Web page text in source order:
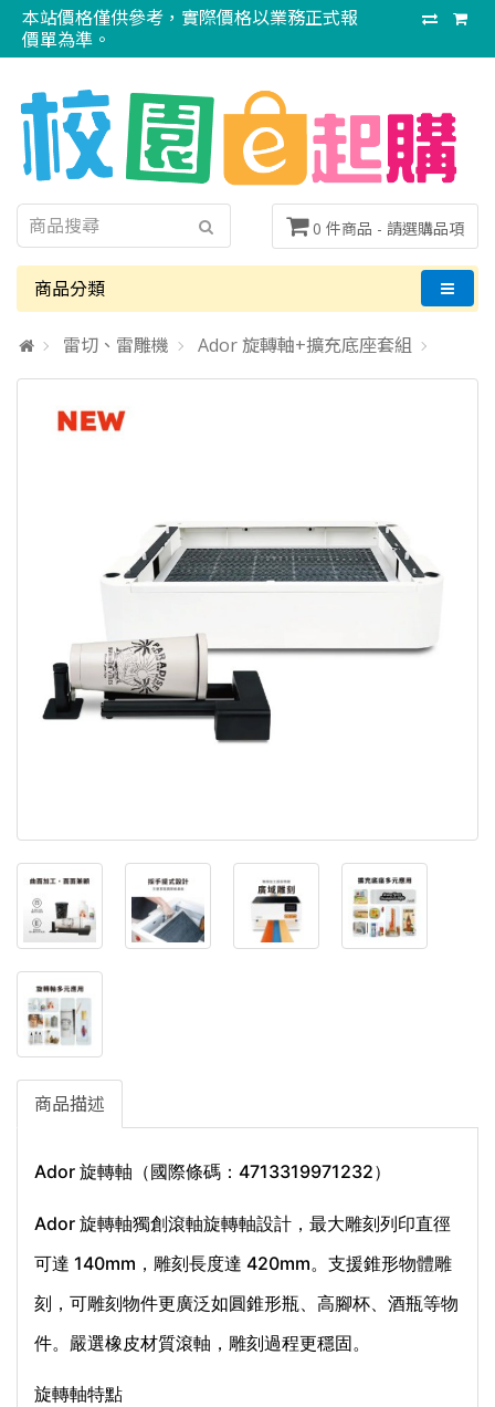
本站價格僅供參考，實際價格以業務正式報
價單為準。
0 件商品 - 請選購品項
商品分類
雷切、雷雕機 Ador 旋轉軸+擴充底座套組
商品描述
Ador 旋轉軸（國際條碼：4713319971232）
Ador 旋轉軸獨創滾軸旋轉軸設計，最大雕刻列印直徑
可達 140mm，雕刻長度達 420mm。支援錐形物體雕
刻，可雕刻物件更廣泛如圓錐形瓶、高腳杯、酒瓶等物
件。嚴選橡皮材質滾軸，雕刻過程更穩固。
旋轉軸特點